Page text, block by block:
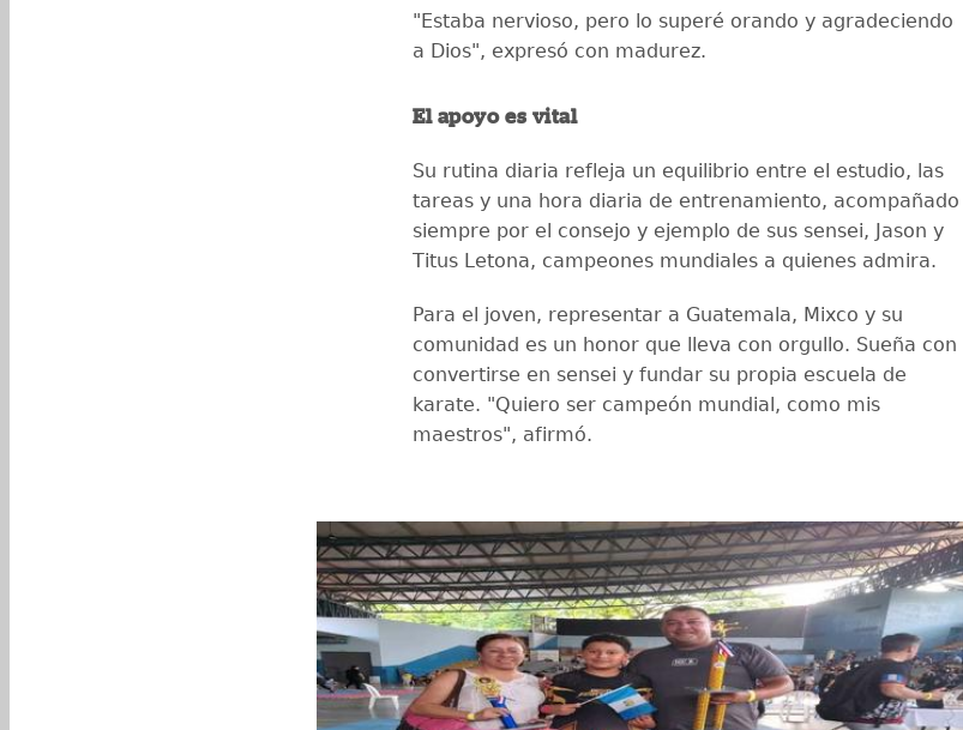
"Estaba nervioso, pero lo superé orando y agradeciendo
a Dios", expresó con madurez.
El apoyo es vital
Su rutina diaria refleja un equilibrio entre el estudio, las
tareas y una hora diaria de entrenamiento, acompañado
siempre por el consejo y ejemplo de sus sensei, Jason y
Titus Letona, campeones mundiales a quienes admira.
Para el joven, representar a Guatemala, Mixco y su
comunidad es un honor que lleva con orgullo. Sueña con
convertirse en sensei y fundar su propia escuela de
karate. "Quiero ser campeón mundial, como mis
maestros", afirmó.